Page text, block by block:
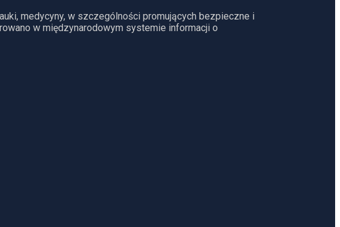
medycyny, w szczególności promujących bezpieczne i
w międzynarodowym systemie informacji o